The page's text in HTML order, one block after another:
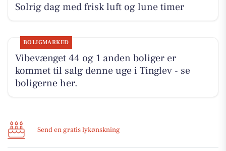
Solrig dag med frisk luft og lune timer
BOLIGMARKED
Vibevænget 44 og 1 anden boliger er
kommet til salg denne uge i Tinglev - se
boligerne her.
Send en gratis lykønskning